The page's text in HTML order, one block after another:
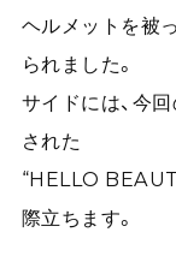
ヘルメットを被
られました。
サイドには、今
された
“HELLO
際立ちます。